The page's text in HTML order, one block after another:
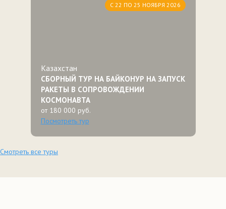
С 22 ПО 25 НОЯБРЯ 2026
Казахстан
СБОРНЫЙ ТУР НА БАЙКОНУР НА ЗАПУСК
РАКЕТЫ В СОПРОВОЖДЕНИИ
КОСМОНАВТА
от 180 000 руб.
Посмотреть тур
Смотреть все туры